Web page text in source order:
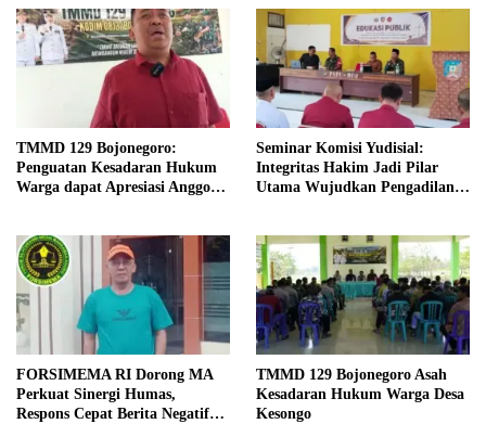
TMMD 129 Bojonegoro:
Penguatan Kesadaran Hukum
Warga dapat Apresiasi Anggota
Seminar Komisi Yudisial:
Integritas Hakim Jadi Pilar
Utama Wujudkan Pengadilan
FORSIMEMA RI Dorong MA
Perkuat Sinergi Humas,
Respons Cepat Berita Negatif
TMMD 129 Bojonegoro Asah
Kesadaran Hukum Warga Desa
Kesongo